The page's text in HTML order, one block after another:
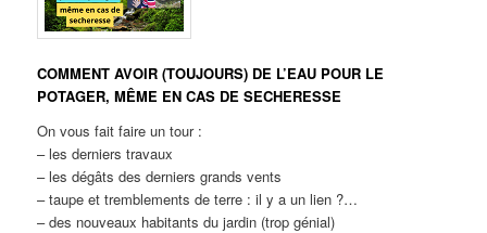
COMMENT AVOIR (TOUJOURS) DE L’EAU POUR LE
POTAGER, MÊME EN CAS DE SECHERESSE
On vous fait faire un tour :
– les derniers travaux
– les dégâts des derniers grands vents
– taupe et tremblements de terre : il y a un lien ?…
– des nouveaux habitants du jardin (trop génial)